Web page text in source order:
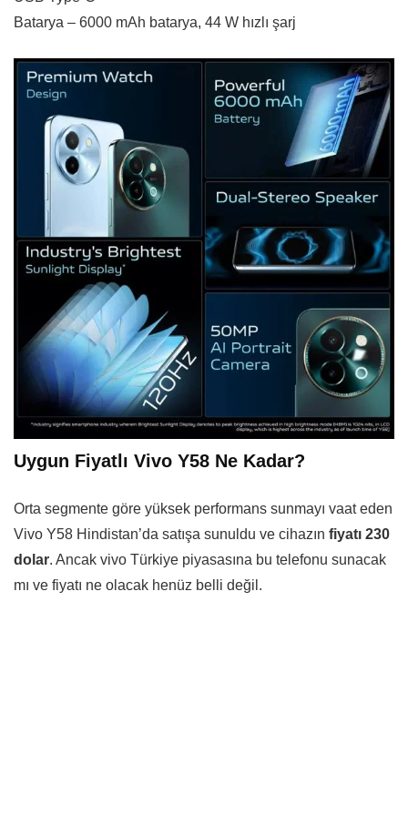
Batarya – 6000 mAh batarya, 44 W hızlı şarj
Uygun Fiyatlı Vivo Y58 Ne Kadar?
Orta segmente göre yüksek performans sunmayı vaat eden
Vivo Y58 Hindistan’da satışa sunuldu ve cihazın fiyatı 230
dolar. Ancak vivo Türkiye piyasasına bu telefonu sunacak
mı ve fiyatı ne olacak henüz belli değil.